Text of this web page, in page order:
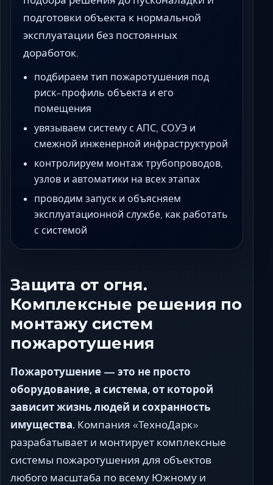
подготовки объекта к нормальной
эксплуатации без постоянных
доработок.
подбираем тип пожаротушения под
риск-профиль объекта и его
помещения
увязываем систему с АПС, СОУЭ и
смежной инженерной инфраструктурой
контролируем монтаж трубопроводов,
узлов и автоматики на всех этапах
проводим запуск и объясняем
эксплуатационной службе, как работать
с системой
Защита от огня.
Комплексные решения по
монтажу систем
пожаротушения
Пожаротушение — это не просто
оборудование, а система, от которой
зависит жизнь людей и сохранность
имущества. Компания «ТехноДарк»
разрабатывает и монтирует комплексные
системы пожаротушения для объектов
любого масштаба по всему Южному и